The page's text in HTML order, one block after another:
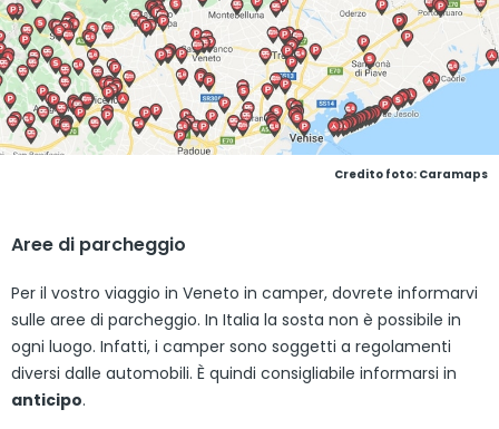
Credito foto: Caramaps
Aree di parcheggio
Per il vostro viaggio in Veneto in camper, dovrete informarvi
sulle aree di parcheggio. In Italia la sosta non è possibile in
ogni luogo. Infatti, i camper sono soggetti a regolamenti
diversi dalle automobili. È quindi consigliabile informarsi in
anticipo.